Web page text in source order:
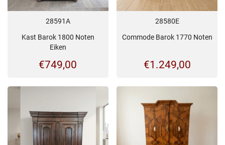
28591A
Kast Barok 1800 Noten
Eiken
€749,00
28580E
Commode Barok 1770 Noten
€1.249,00